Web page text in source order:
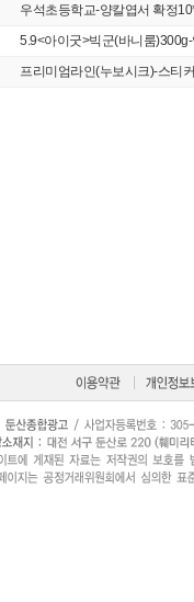
우석초등학교-양칼엽서 확정
5.9<아이굿>빅군(바니룸
프리미엄라인(누보시크)-스티